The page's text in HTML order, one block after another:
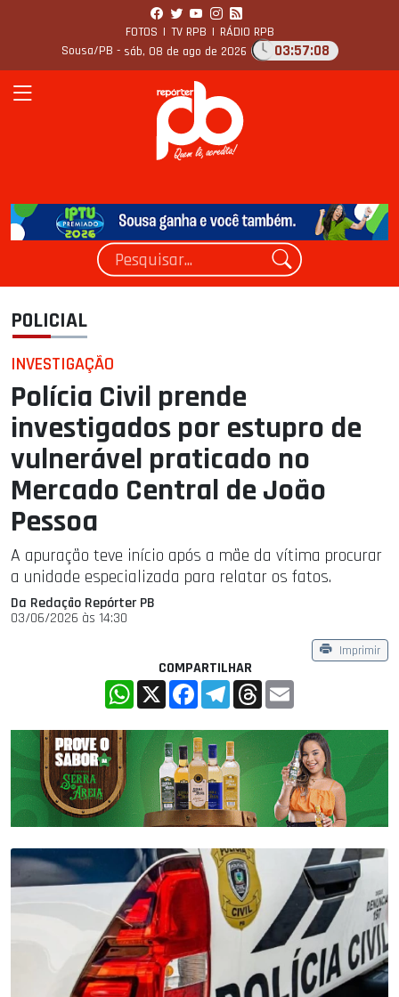
FOTOS | TV RPB | RÁDIO RPB
Sousa/PB - sáb, 08 de ago de 2026 03:57:09
POLICIAL
INVESTIGAÇÃO
Polícia Civil prende
investigados por estupro de
vulnerável praticado no
Mercado Central de João
Pessoa
A apuração teve início após a mãe da vítima procurar
a unidade especializada para relatar os fatos.
Da Redação Repórter PB
03/06/2026 às 14:30
Imprimir
COMPARTILHAR
WhatsApp
X FacebookTelegramThreads